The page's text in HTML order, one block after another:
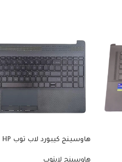
هاوسينج لابتوب